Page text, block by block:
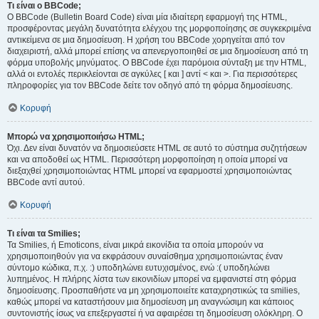
Τι είναι ο BBCode;
Ο BBCode (Bulletin Board Code) είναι μία ιδιαίτερη εφαρμογή της HTML,
προσφέροντας μεγάλη δυνατότητα ελέγχου της μορφοποίησης σε συγκεκριμένα
αντικείμενα σε μια δημοσίευση. Η χρήση του BBCode χορηγείται από τον
διαχειριστή, αλλά μπορεί επίσης να απενεργοποιηθεί σε μια δημοσίευση από τη
φόρμα υποβολής μηνύματος. Ο BBCode έχει παρόμοια σύνταξη με την HTML,
αλλά οι εντολές περικλείονται σε αγκύλες [ και ] αντί < και >. Για περισσότερες
πληροφορίες για τον BBCode δείτε τον οδηγό από τη φόρμα δημοσίευσης.
Κορυφή
Μπορώ να χρησιμοποιήσω HTML;
Όχι. Δεν είναι δυνατόν να δημοσιεύσετε HTML σε αυτό το σύστημα συζητήσεων
και να αποδοθεί ως HTML. Περισσότερη μορφοποίηση η οποία μπορεί να
διεξαχθεί χρησιμοποιώντας HTML μπορεί να εφαρμοστεί χρησιμοποιώντας
BBCode αντί αυτού.
Κορυφή
Τι είναι τα Smilies;
Τα Smilies, ή Emoticons, είναι μικρά εικονίδια τα οποία μπορούν να
χρησιμοποιηθούν για να εκφράσουν συναίσθημα χρησιμοποιώντας έναν
σύντομο κώδικα, π.χ. :) υποδηλώνει ευτυχισμένος, ενώ :( υποδηλώνει
λυπημένος. Η πλήρης λίστα των εικονιδίων μπορεί να εμφανιστεί στη φόρμα
δημοσίευσης. Προσπαθήστε να μη χρησιμοποιείτε καταχρηστικώς τα smilies,
καθώς μπορεί να καταστήσουν μια δημοσίευση μη αναγνώσιμη και κάποιος
συντονιστής ίσως να επεξεργαστεί ή να αφαιρέσει τη δημοσίευση ολόκληρη. Ο